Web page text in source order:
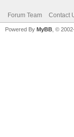
Forum Team Contact
Powered By MyBB , ©